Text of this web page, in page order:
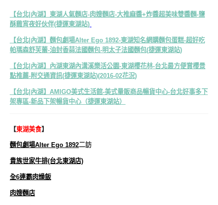
【台北|內湖】東湖人氣麵店-肉嫂麵店-大推麻醬+炸醬超美味雙醬麵-鹽
酥雞宵夜好伙伴(捷運東湖站)
【台北|內湖】麵包劇場Alter Ego 1892-東湖知名網購麵包蛋糕-超好吃
帕瑪森舒芙蕾-油封香蒜法國麵包-明太子法國麵包(捷運東湖站)
【台北|內湖】內湖東湖內溝溪樂活公園-東湖櫻花林-台北最方便賞櫻景
點推薦-附交通資訊(捷運東湖站)(2016-02花況)
【台北|內湖】AMIGO美式生活館-美式量販商品暢貨中心-台北好事多下
架專區-新品下架暢貨中心（捷運東湖站）
【東湖美食】
麵包劇場Alter Ego 1892二訪
貴族世家牛排(台北東湖店)
全6連霸肉燥飯
肉嫂麵店